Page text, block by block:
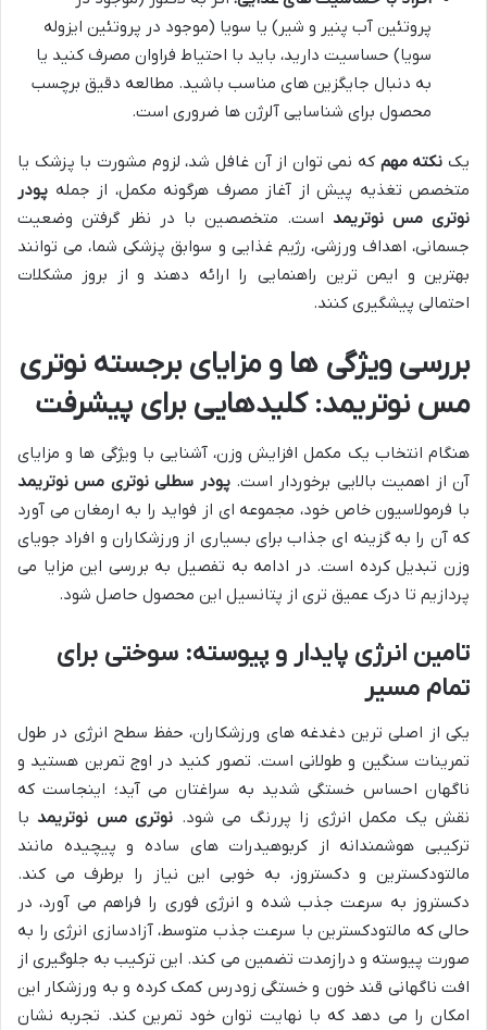
پروتئین آب پنیر و شیر) یا سویا (موجود در پروتئین ایزوله
سویا) حساسیت دارید، باید با احتیاط فراوان مصرف کنید یا
به دنبال جایگزین های مناسب باشید. مطالعه دقیق برچسب
محصول برای شناسایی آلرژن ها ضروری است.
یک نکته مهم که نمی توان از آن غافل شد، لزوم مشورت با پزشک یا
متخصص تغذیه پیش از آغاز مصرف هرگونه مکمل، از جمله پودر
نوتری مس نوتریمد است. متخصصین با در نظر گرفتن وضعیت
جسمانی، اهداف ورزشی، رژیم غذایی و سوابق پزشکی شما، می توانند
بهترین و ایمن ترین راهنمایی را ارائه دهند و از بروز مشکلات
احتمالی پیشگیری کنند.
بررسی ویژگی ها و مزایای برجسته نوتری
مس نوتریمد: کلیدهایی برای پیشرفت
هنگام انتخاب یک مکمل افزایش وزن، آشنایی با ویژگی ها و مزایای
آن از اهمیت بالایی برخوردار است.پودر سطلی نوتری مس نوتریمد
با فرمولاسیون خاص خود، مجموعه ای از فواید را به ارمغان می آورد
که آن را به گزینه ای جذاب برای بسیاری از ورزشکاران و افراد جویای
وزن تبدیل کرده است. در ادامه به تفصیل به بررسی این مزایا می
پردازیم تا درک عمیق تری از پتانسیل این محصول حاصل شود.
تامین انرژی پایدار و پیوسته: سوختی برای
تمام مسیر
یکی از اصلی ترین دغدغه های ورزشکاران، حفظ سطح انرژی در طول
تمرینات سنگین و طولانی است. تصور کنید در اوج تمرین هستید و
ناگهان احساس خستگی شدید به سراغتان می آید؛ اینجاست که
نقش یک مکمل انرژی زا پررنگ می شود. نوتری مس نوتریمدبا
ترکیبی هوشمندانه از کربوهیدرات های ساده و پیچیده مانند
مالتودکسترین و دکستروز، به خوبی این نیاز را برطرف می کند.
دکستروز به سرعت جذب شده و انرژی فوری را فراهم می آورد، در
حالی که مالتودکسترین با سرعت جذب متوسط، آزادسازی انرژی را به
صورت پیوسته و درازمدت تضمین می کند. این ترکیب به جلوگیری از
افت ناگهانی قند خون و خستگی زودرس کمک کرده و به ورزشکار این
امکان را می دهد که با نهایت توان خود تمرین کند. تجربه نشان